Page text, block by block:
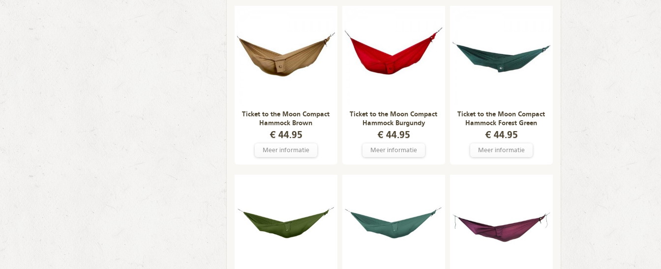
Ticket to the Moon Compact
Hammock Brown
€ 44.95
Meer informatie
Ticket to the Moon Compact
Hammock Burgundy
€ 44.95
Meer informatie
Ticket to the Moon Compact
Hammock Forest Green
€ 44.95
Meer informatie